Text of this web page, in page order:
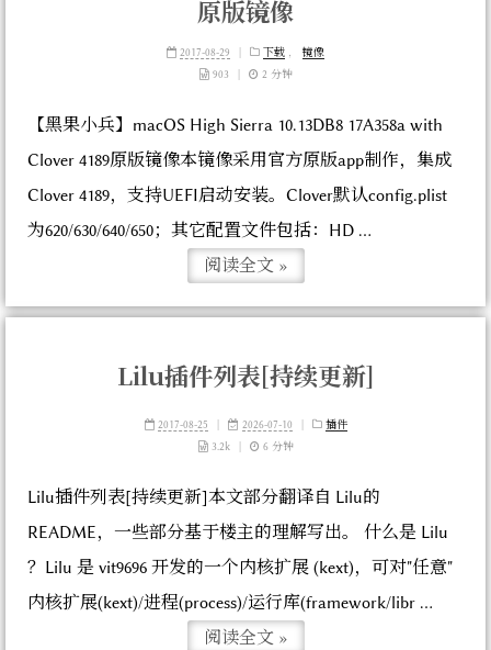
原版镜像
2017-08-29 下载
镜像
903
2 分钟
【黑果小兵】macOS High Sierra 10.13DB8 17A358a with
Clover 4189原版镜像本镜像采用官方原版app制作，集成
Clover 4189，支持UEFI启动安装。Clover默认config.plist
为620/630/640/650；其它配置文件包括：HD ...
阅读全文 »
Lilu插件列表[持续更新]
2017-08-25 2026-07-10
插件
3.2k
6 分钟
Lilu插件列表[持续更新]本文部分翻译自 Lilu的
README，一些部分基于楼主的理解写出。 什么是 Lilu
？Lilu 是 vit9696 开发的一个内核扩展 (kext)，可对"任意"
内核扩展(kext)/进程(process)/运行库(framework/libr ...
阅读全文 »